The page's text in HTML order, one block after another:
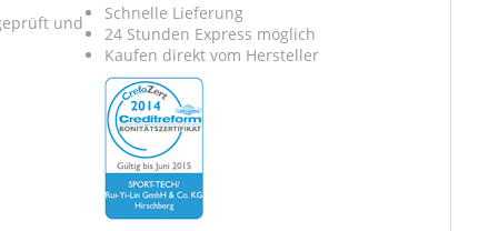
und
Schnelle Lieferung
24 Stunden Express möglich
Kaufen direkt vom Hersteller